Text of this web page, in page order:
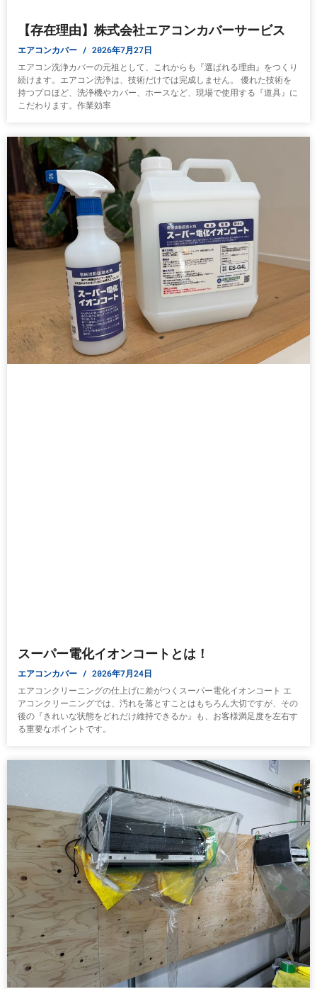
【存在理由】株式会社エアコンカバーサービス
エアコンカバー 2026年7月27日
エアコン洗浄カバーの元祖として、これからも『選ばれる理由』をつくり
続けます。エアコン洗浄は、技術だけでは完成しません。 優れた技術を
持つプロほど、洗浄機やカバー、ホースなど、現場で使用する『道具』に
こだわります。作業効率
スーパー電化イオンコートとは！
エアコンカバー 2026年7月24日
エアコンクリーニングの仕上げに差がつくスーパー電化イオンコート エ
アコンクリーニングでは、汚れを落とすことはもちろん大切ですが、その
後の『きれいな状態をどれだけ維持できるか』も、お客様満足度を左右す
る重要なポイントです。